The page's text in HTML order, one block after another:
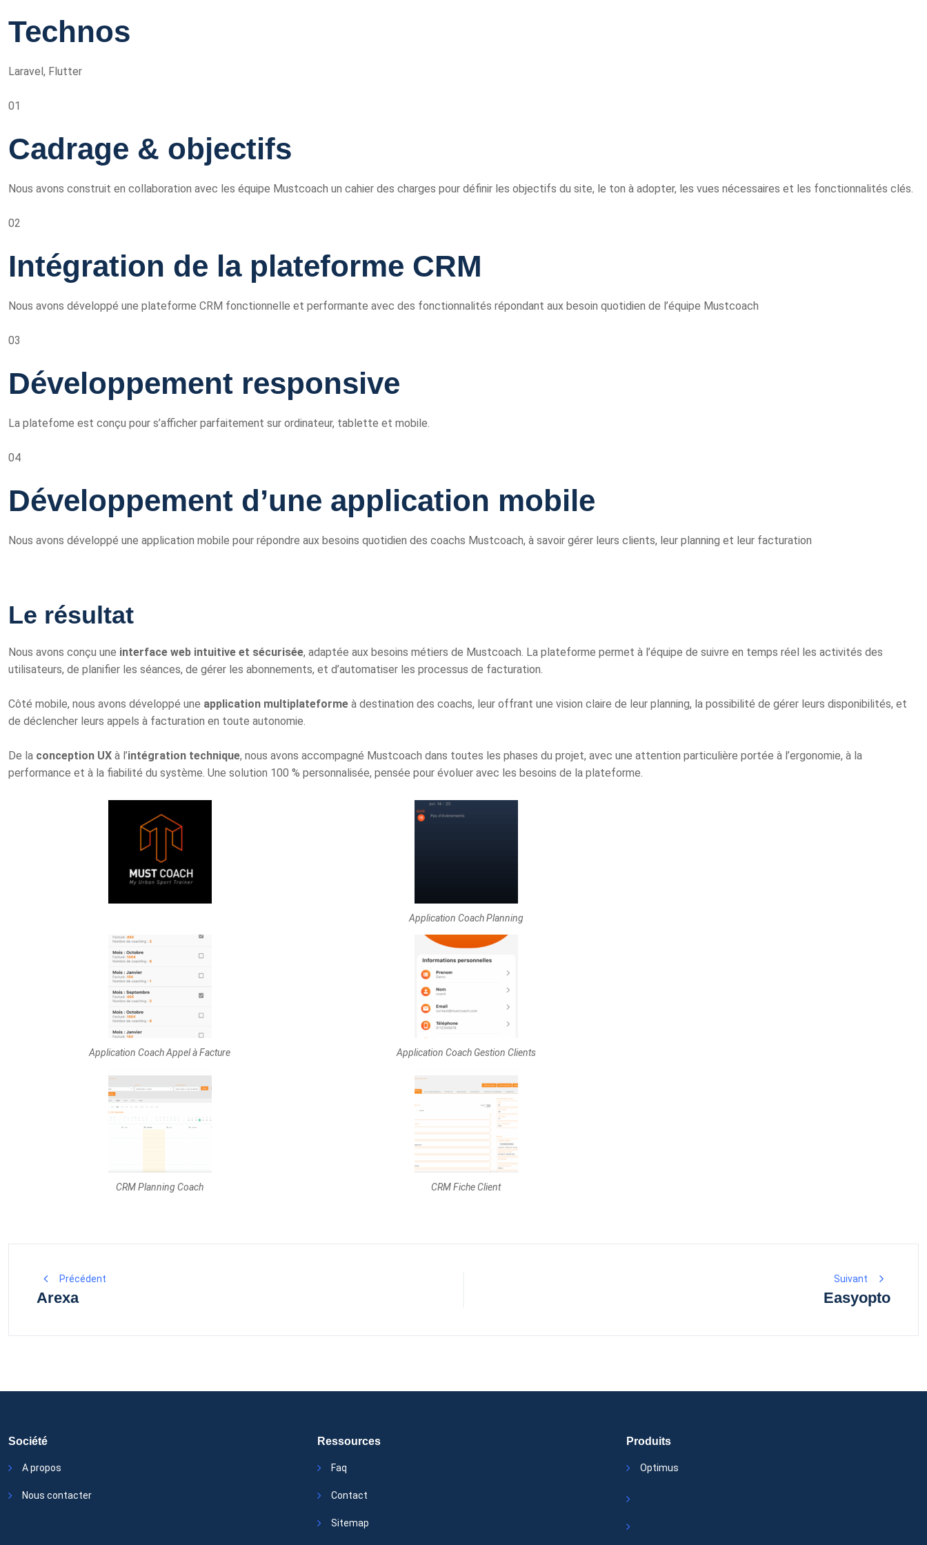
Technos
Laravel, Flutter
01
Cadrage & objectifs
Nous avons construit en collaboration avec les équipe Mustcoach un cahier des charges pour définir les objectifs du site, le ton à adopter, les vues nécessaires et les fonctionnalités clés.
02
Intégration de la plateforme CRM
Nous avons développé une plateforme CRM fonctionnelle et performante avec des fonctionnalités répondant aux besoin quotidien de l’équipe Mustcoach
03
Développement responsive
La platefome est conçu pour s’afficher parfaitement sur ordinateur, tablette et mobile.
04
Développement d’une application mobile
Nous avons développé une application mobile pour répondre aux besoins quotidien des coachs Mustcoach, à savoir gérer leurs clients, leur planning et leur facturation
Le résultat
Nous avons conçu une interface web intuitive et sécurisée, adaptée aux besoins métiers de Mustcoach. La plateforme permet à l’équipe de suivre en temps réel les activités des
utilisateurs, de planifier les séances, de gérer les abonnements, et d’automatiser les processus de facturation.
Côté mobile, nous avons développé une application multiplateforme à destination des coachs, leur offrant une vision claire de leur planning, la possibilité de gérer leurs disponibilités, et
de déclencher leurs appels à facturation en toute autonomie.
De la conception UX à l’intégration technique, nous avons accompagné Mustcoach dans toutes les phases du projet, avec une attention particulière portée à l’ergonomie, à la
performance et à la fiabilité du système. Une solution 100 % personnalisée, pensée pour évoluer avec les besoins de la plateforme.
Application Coach Planning
Application Coach Appel à Facture Application Coach Gestion Clients
CRM Planning Coach CRM Fiche Client
Navigation
Précédent
Arexa
Suivant
Easyopto
Société
A propos
Nous contacter
Ressources
Faq
Contact
Sitemap
Produits
Optimus